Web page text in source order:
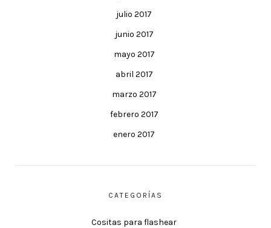
julio 2017
junio 2017
mayo 2017
abril 2017
marzo 2017
febrero 2017
enero 2017
CATEGORÍAS
Cositas para flashear